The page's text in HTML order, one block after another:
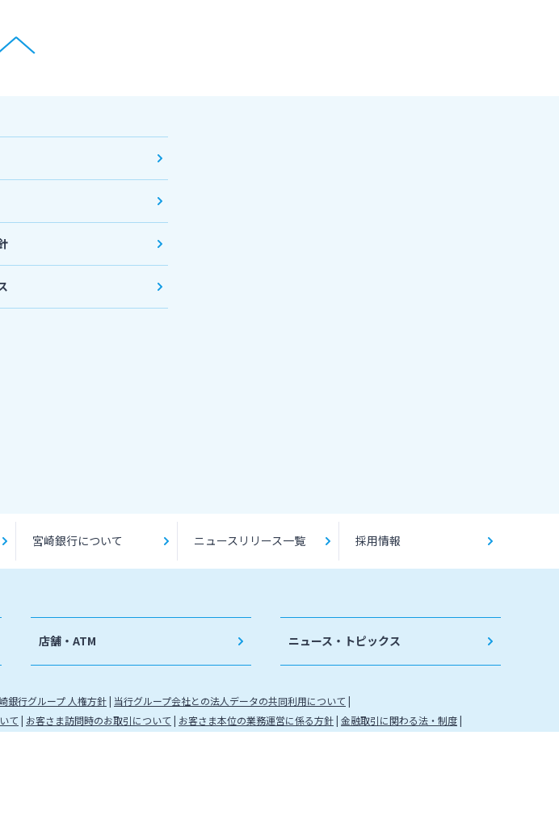
宮崎銀行について ニュースリリース一覧 採用情報
店舗・ATM ニュース・トピックス
銀行グループ 人権方針 当行グループ会社との法人データの共同利用について
て お客さま訪問時のお取引について お客さま本位の業務運営に係る方針 金融取引に関わる法・制度